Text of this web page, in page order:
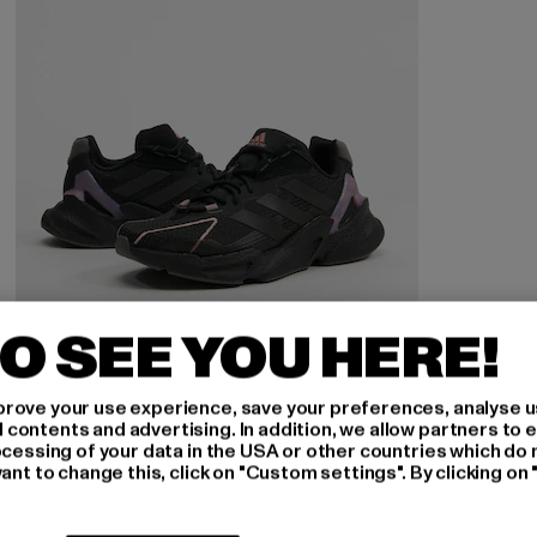
ADIDAS
X9000l4
SEE YOU HERE!
your use experience, save your preferences, analyse
and advertising. In addition, we allow partners to
of your data in the USA or other countries which do
to change this, click on "Custom settings". By clicking